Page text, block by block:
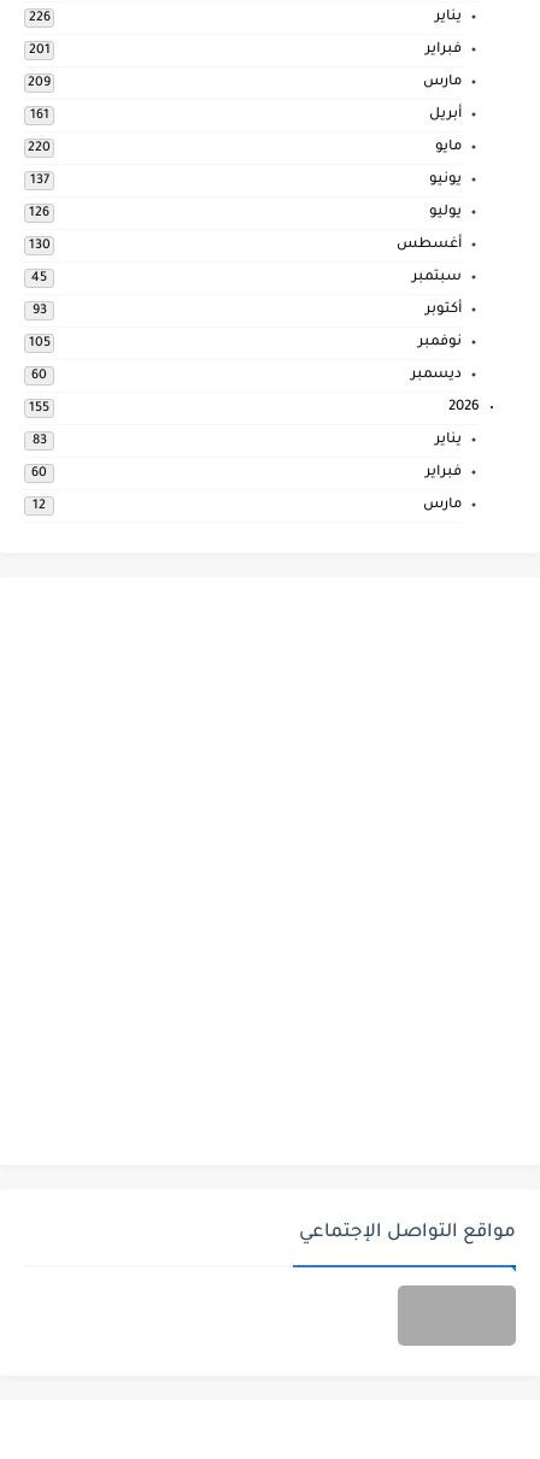
يناير 226
فبراير 201
مارس 209
أبريل 161
مايو 220
يونيو 137
يوليو 126
أغسطس 130
سبتمبر 45
أكتوبر 93
نوفمبر 105
ديسمبر 60
2026
155
يناير 83
فبراير 60
مارس 12
مواقع التواصل الإجتماعي